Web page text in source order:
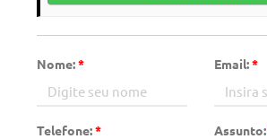
Nome:* Email:*
Telefone:* Assunto: